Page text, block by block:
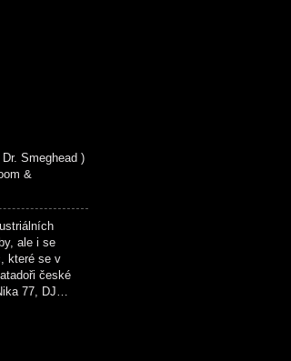
Smeghead )
&
ale i se
které se v
české
77, DJ…